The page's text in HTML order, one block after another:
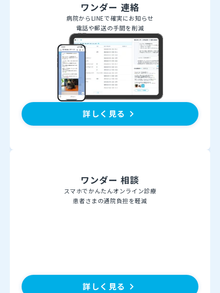
ワンダー 連絡
病院からLINEで確実にお知らせ
電話や郵送の手間を削減
詳しく見る keyboard_arrow_right
ワンダー 相談
スマホでかんたんオンライン診療
患者さまの通院負担を軽減
詳しく見る keyboard_arrow_right